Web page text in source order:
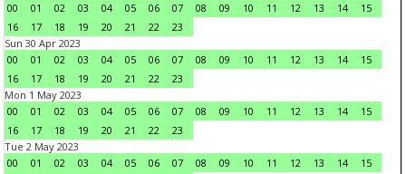
00
01 02 03 04 05 06 07 08 09 10 11 12 13 14
15
16
17 18 19 20 21 22
23
Sun 30 Apr 2023
00
01 02 03 04 05 06 07 08 09 10 11 12 13 14
15
16
17 18 19 20 21 22
23
Mon 1 May 2023
00
01 02 03 04 05 06 07 08 09 10 11 12 13 14
15
16
17 18 19 20 21 22
23
Tue 2 May 2023
00
01 02 03 04 05 06 07 08 09 10 11 12 13 14
15